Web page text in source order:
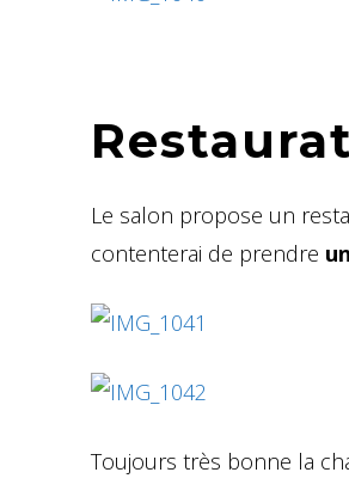
Le salon propose un
contenterai de prendre
Toujours très bonne la